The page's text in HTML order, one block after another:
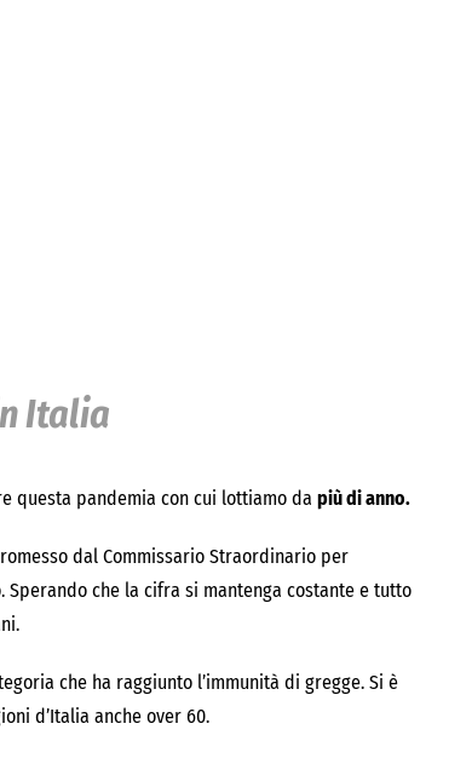
Italia
questa pandemia con cui lottiamo da più di anno.
dal Commissario Straordinario per
Sperando che la cifra si mantenga costante e tutto
che ha raggiunto l’immunità di gregge. Si è
d’Italia anche over 60.